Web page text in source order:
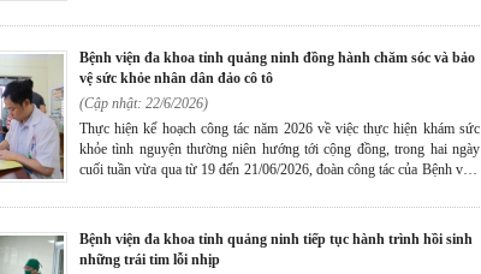
đào tạo nhân lực, chuyển giao kỹ thuật và phát triển chuyên môn sâu
theo hướng hội nhập quốc tế.
bệnh viện đa khoa tỉnh quảng ninh đồng hành chăm sóc và bảo
vệ sức khỏe nhân dân đảo cô tô
(Cập nhật: 22/6/2026)
Thực hiện kế hoạch công tác năm 2026 về việc thực hiện khám sức
khỏe tình nguyện thường niên hướng tới cộng đồng, trong hai ngày
cuối tuần vừa qua từ 19 đến 21/06/2026, đoàn công tác của Bệnh viện
phát thuốc miễn phí cho gần 400 người dân trên địa bàn Đặc khu Cô
Tô.
bệnh viện đa khoa tỉnh quảng ninh tiếp tục hành trình hồi sinh
những trái tim lỗi nhịp